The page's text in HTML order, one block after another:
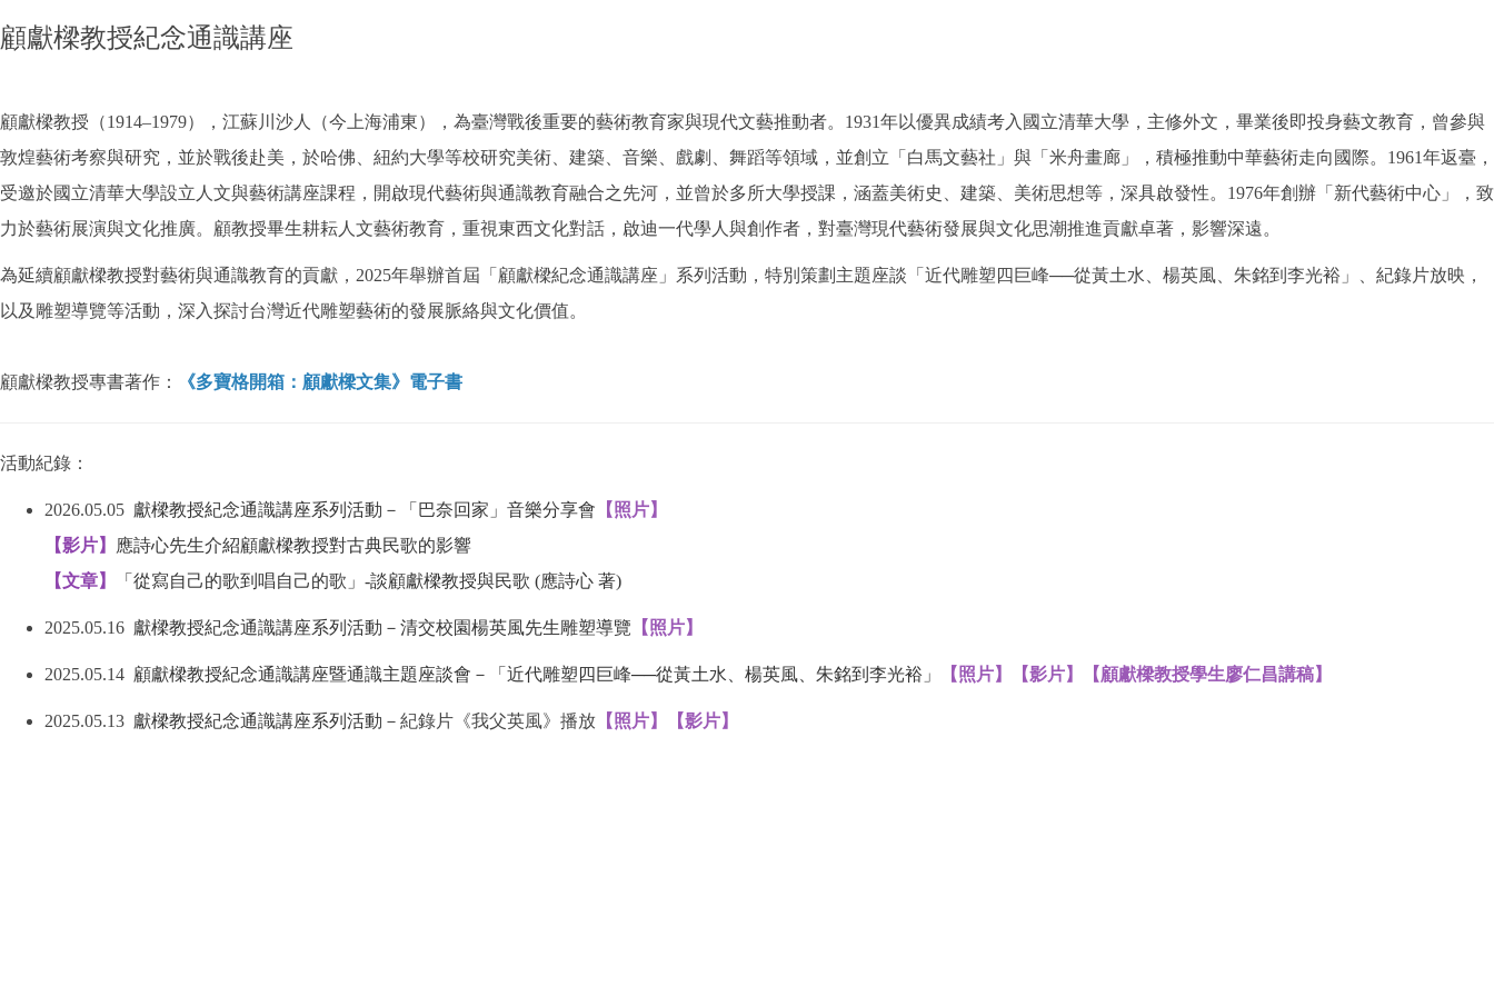
顧獻樑教授紀念通識講座
顧獻樑教授（1914–1979），江蘇川沙人（今上海浦東），為臺灣戰後重要的藝術教育家與現代文藝推動者。1931年以優異成績考入國立清華大學，主修外文，畢業後即投身藝文教育，曾參與
敦煌藝術考察與研究，並於戰後赴美，於哈佛、紐約大學等校研究美術、建築、音樂、戲劇、舞蹈等領域，並創立「白馬文藝社」與「米舟畫廊」，積極推動中華藝術走向國際。1961年返臺，
受邀於國立清華大學設立人文與藝術講座課程，開啟現代藝術與通識教育融合之先河，並曾於多所大學授課，涵蓋美術史、建築、美術思想等，深具啟發性。1976年創辦「新代藝術中心」，致
力於藝術展演與文化推廣。顧教授畢生耕耘人文藝術教育，重視東西文化對話，啟迪一代學人與創作者，對臺灣現代藝術發展與文化思潮推進貢獻卓著，影響深遠。
為延續顧獻樑教授對藝術與通識教育的貢獻，2025年舉辦首屆「顧獻樑紀念通識講座」系列活動，特別策劃主題座談「近代雕塑四巨峰──從黃土水、楊英風、朱銘到李光裕」、紀錄片放映，
以及雕塑導覽等活動，深入探討台灣近代雕塑藝術的發展脈絡與文化價值。
顧獻樑教授專書著作： 《多寶格開箱：顧獻樑文集》電子書
活動紀錄：
2026.05.05 獻樑教授紀念通識講座系列活動－「巴奈回家」音樂分享會 【照片】
【影片】
應詩心先生介紹顧獻樑教授對古典民歌的影響
【文章】
「從寫自己的歌到唱自己的歌」-談顧獻樑教授與民歌 (應詩心 著)
2025.05.16 獻樑教授紀念通識講座系列活動－清交校園楊英風先生雕塑導覽 【照片】
2025.05.14 顧獻樑教授紀念通識講座暨通識主題座談會 －「近代雕塑四巨峰──從黃土水、楊英風、朱銘到李光裕」 【照片】 【影片】 【顧獻樑教授學生廖仁昌講稿】
2025.05.13 獻樑教授紀念通識講座系列活動－ 紀錄片《我父英風》播放 【照片】 【影片】